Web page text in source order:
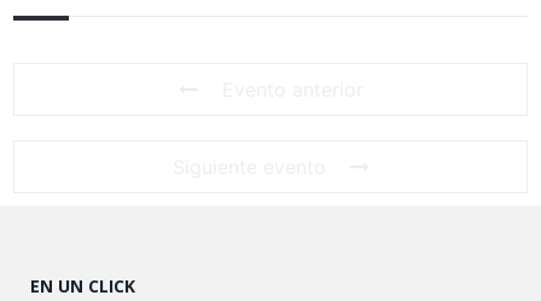
EN UN CLICK